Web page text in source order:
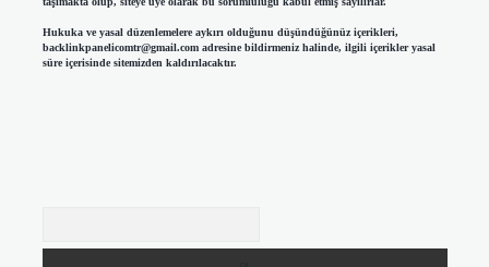
Hukuka ve yasal düzenlemelere aykırı olduğunu düşündüğünüz içerikleri,
backlinkpanelicomtr@gmail.comadresine bildirmeniz halinde, ilgili içerikler yasal
süre içerisinde sitemizden kaldırılacaktır.